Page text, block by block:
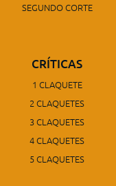
SEGUNDO CORTE
CRÍTICAS
1 CLAQUETE
2 CLAQUETES
3 CLAQUETES
4 CLAQUETES
5 CLAQUETES